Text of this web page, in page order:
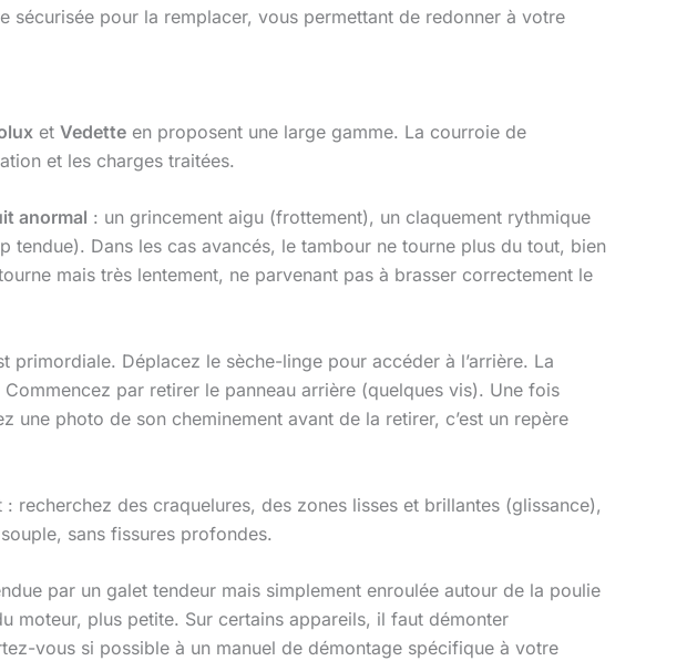
pour la remplacer, vous permettant de redonner à votre
et Vedette en proposent une large gamme. La courroie de
et les charges traitées.
anormal : un grincement aigu (frottement), un claquement rythmique
Dans les cas avancés, le tambour ne tourne plus du tout, bien
mais très lentement, ne parvenant pas à brasser correctement le
primordiale. Déplacez le sèche-linge pour accéder à l’arrière. La
par retirer le panneau arrière (quelques vis). Une fois
photo de son cheminement avant de la retirer, c’est un repère
des craquelures, des zones lisses et brillantes (glissance),
sans fissures profondes.
par un galet tendeur mais simplement enroulée autour de la poulie
moteur, plus petite. Sur certains appareils, il faut démonter
vous si possible à un manuel de démontage spécifique à votre